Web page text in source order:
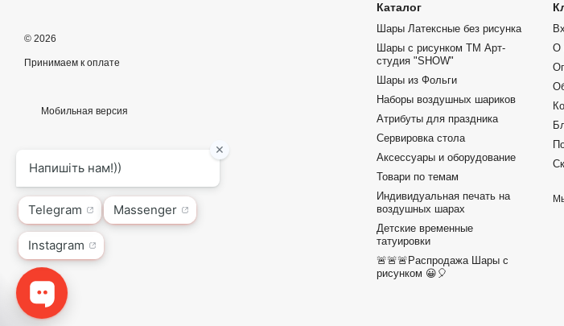
© 2026
Принимаем к оплате
Мобильная версия
Каталог
Шары Латексные без рисунка
Шары с рисунком ТМ Арт-
студия "SHOW"
Шары из Фольги
Наборы воздушных шариков
Атрибуты для праздника
Сервировка стола
Аксессуары и оборудование
Товари по темам
Индивидуальная печать на
воздушных шарах
Детские временные
татуировки
🚨🚨🚨Распродажа Шары с
рисунком 😀🎈
О